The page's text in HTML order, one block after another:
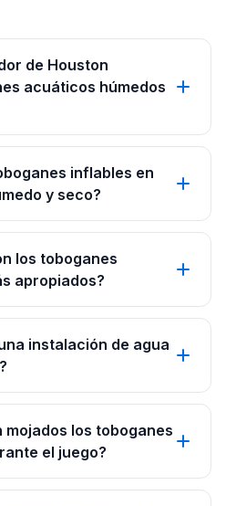
de Houston
acuáticos húmedos
inflables en
y seco?
los toboganes
apropiados?
instalación de agua
mojados los toboganes
el juego?